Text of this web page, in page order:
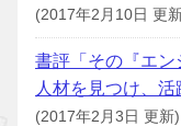
(2017年2月10日 更
書評「その『エ
人材を見つけ、
(2017年2月3日 更新)